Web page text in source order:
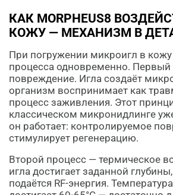
КАК MORPHEUS8
КОЖУ — МЕХАНИЗМ В
При погружении микроигл в
процесса одновременно.
повреждение. Игла создаёт
организм воспринимает как
процесс заживления. Этот
классическом микронидлинге
он работает: контролируемое
стимулирует регенерацию.
Второй процесс — термическое
игла достигает заданной
подаётся RF-энергия.